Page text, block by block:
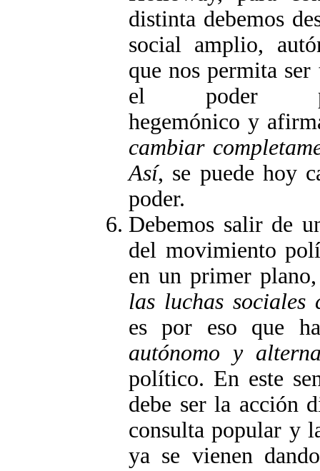
distinta debemos
social amplio,
que nos permita
el poder
hegemónico y
cambiar
Así, se puede hoy
poder.
Debemos salir de
del movimiento
en un primer
las luchas
es por eso que
autónomo y
político. En este
debe ser la acción
consulta popular y
ya se vienen